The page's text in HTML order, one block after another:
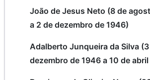
João de Jesus Neto (8 de
a 2 de dezembro de 1946)
Adalberto Junqueira da Silva
dezembro de 1946 a 10 de